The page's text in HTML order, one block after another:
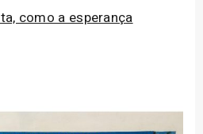
como a esperança